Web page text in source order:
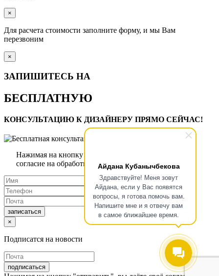
Айдана Кубанычбекова
Здравствуйте! Меня зовут
Айдана, если у Вас появятся
вопросы, я готова помочь вам.
Напишите мне и я отвечу вам
в самое ближайшее время.
×
Для расчета стоимости заполните форму, и мы Вам
перезвоним
×
ЗАПИШИТЕСЬ НА
БЕСПЛАТНУЮ
КОНСУЛЬТАЦИЮ К ДИЗАЙНЕРУ ПРЯМО СЕЙЧАС!
Нажимая на кнопку "записаться", вы даёте своё
согласие на обработку персональных данных
записаться
×
Подписатся на новости
подписаться